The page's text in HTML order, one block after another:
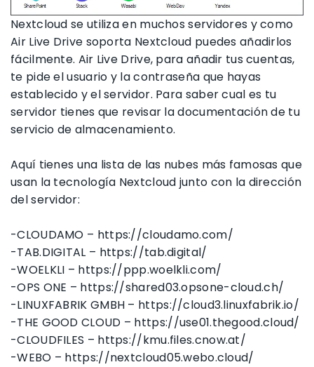
Nextcloud se utiliza en muchos servidores y como
Air Live Drive soporta Nextcloud puedes añadirlos
fácilmente. Air Live Drive, para añadir tus cuentas,
te pide el usuario y la contraseña que hayas
establecido y el servidor. Para saber cual es tu
servidor tienes que revisar la documentación de tu
servicio de almacenamiento.
Aquí tienes una lista de las nubes más famosas que
usan la tecnología Nextcloud junto con la dirección
del servidor:
-CLOUDAMO – https://cloudamo.com/
-TAB.DIGITAL – https://tab.digital/
-WOELKLI – https://ppp.woelkli.com/
-OPS ONE – https://shared03.opsone-cloud.ch/
-LINUXFABRIK GMBH – https://cloud3.linuxfabrik.io/
-THE GOOD CLOUD – https://use01.thegood.cloud/
-CLOUDFILES – https://kmu.files.cnow.at/
-WEBO – https://nextcloud05.webo.cloud/